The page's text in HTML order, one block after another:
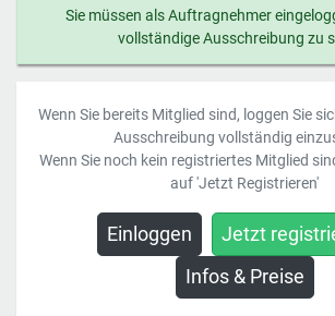
Sie müssen als Auftragnehmer
vollständige Ausschreibung zu
Wenn Sie bereits Mitglied sind, loggen Sie
Ausschreibung vollständig
Wenn Sie noch kein registriertes Mitglied
auf 'Jetzt Registrieren'
Einloggen
Jetzt
Infos & Preise